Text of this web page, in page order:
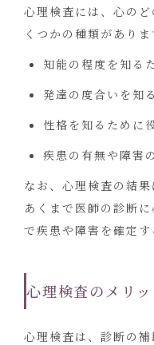
心理検査には、心の
くつかの種類がありま
知能の程度を知る
発達の度合いを知
性格を知るために
疾患の有無や障害
なお、心理検査の結
あくまで医師の診断
で疾患や障害を確定す
心理検査のメリッ
心理検査は、診断の